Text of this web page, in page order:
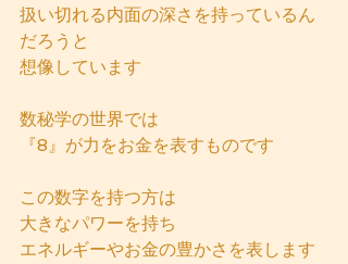
扱い切れる内面の深さを持っているん
だろうと
想像しています
数秘学の世界では
『8』が力をお金を表すものです
この数字を持つ方は
大きなパワーを持ち
エネルギーやお金の豊かさを表します